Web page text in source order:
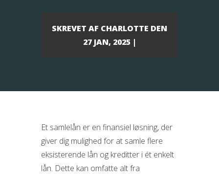
SKREVET AF CHARLOTTE DEN
27 JAN, 2025 |
Et samlelån er en finansiel løsning, der
giver dig mulighed for at samle flere
eksisterende lån og kreditter i ét enkelt
lån. Dette kan omfatte alt fra